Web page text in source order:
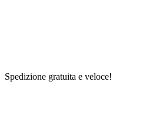
Spedizione gratuita e veloce!